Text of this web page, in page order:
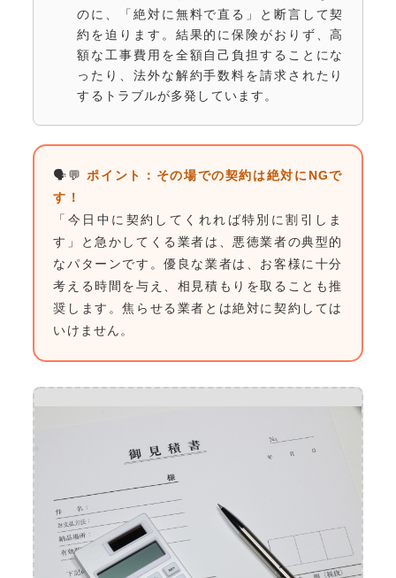
のに、「絶対に無料で直る」と断言して契
約を迫ります。結果的に保険がおりず、高
額な工事費用を全額自己負担することにな
ったり、法外な解約手数料を請求されたり
するトラブルが多発しています。
🗣💬ポイント：その場での契約は絶対にNGで
す！
「今日中に契約してくれれば特別に割引しま
す」と急かしてくる業者は、悪徳業者の典型的
なパターンです。優良な業者は、お客様に十分
考える時間を与え、相見積もりを取ることも推
奨します。焦らせる業者とは絶対に契約しては
いけません。